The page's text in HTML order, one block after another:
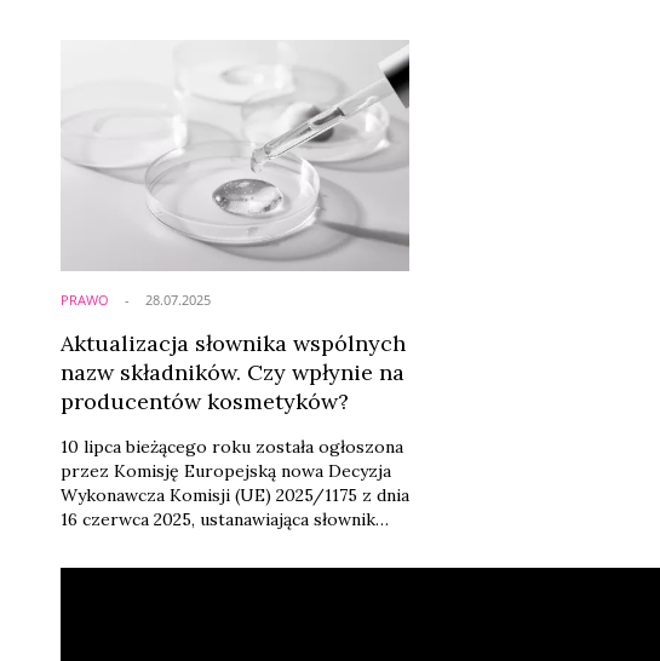
PRAWO
Aktualizacja słownika wspólnych
nazw składników. Czy wpłynie na
producentów kosmetyków?
10 lipca bieżącego roku została ogłoszona
przez Komisję Europejską nowa Decyzja
Wykonawcza Komisji (UE) 2025/1175 z dnia
16 czerwca 2025, ustanawiająca słownik
na etykietach produktów kosmetycznych
28.07.2025